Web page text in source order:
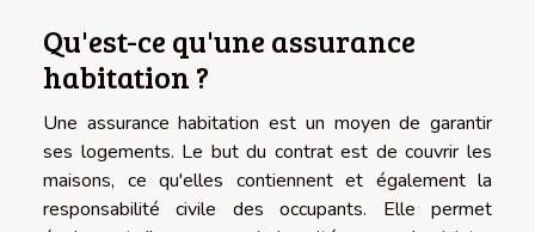
Qu'est-ce qu'une assurance
habitation ?
Une assurance habitation est un moyen de garantir
ses logements. Le but du contrat est de couvrir les
maisons, ce qu'elles contiennent et également la
responsabilité civile des occupants. Elle permet